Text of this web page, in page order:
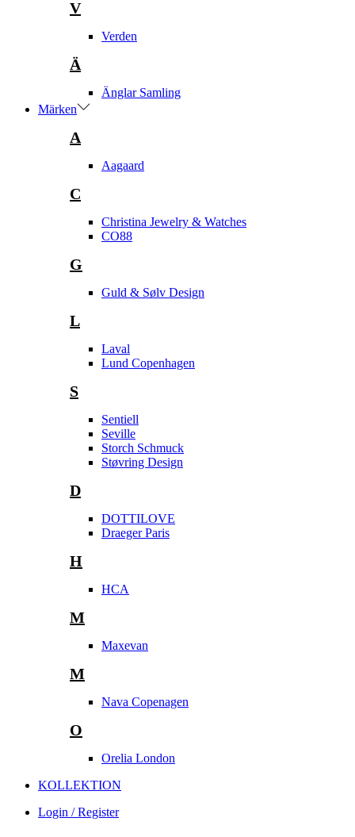
V
Verden
Ä
Änglar Samling
Märken
A
Aagaard
C
Christina Jewelry & Watches
CO88
G
Guld & Sølv Design
L
Laval
Lund Copenhagen
S
Sentiell
Seville
Storch Schmuck
Støvring Design
D
DOTTILOVE
Draeger Paris
H
HCA
M
Maxevan
M
Nava Copenagen
O
Orelia London
KOLLEKTION
Login / Register